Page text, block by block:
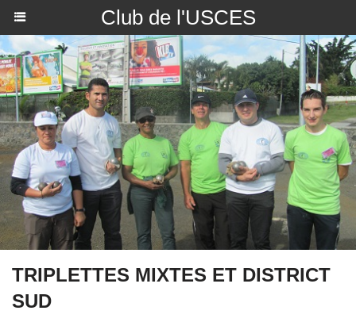
Club de l'USCES
TRIPLETTES MIXTES ET DISTRICT
SUD